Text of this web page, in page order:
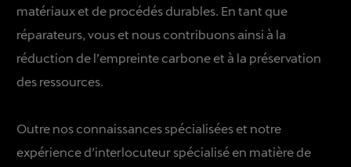
matériaux et de procédés durables. En tant que
réparateurs, vous et nous contribuons ainsi à la
réduction de l’empreinte carbone et à la préservation
des ressources.
Outre nos connaissances spécialisées et notre
expérience d’interlocuteur spécialisé en matière de